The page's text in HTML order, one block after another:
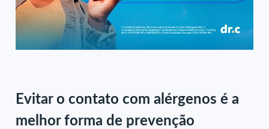
Evitar o contato com alérgenos é a
melhor forma de prevenção